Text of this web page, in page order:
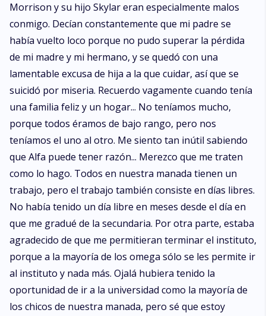
Morrison y su hijo Skylar eran especialmente malos
conmigo. Decían constantemente que mi padre se
había vuelto loco porque no pudo superar la pérdida
de mi madre y mi hermano, y se quedó con una
lamentable excusa de hija a la que cuidar, así que se
suicidó por miseria. Recuerdo vagamente cuando tenía
una familia feliz y un hogar... No teníamos mucho,
porque todos éramos de bajo rango, pero nos
teníamos el uno al otro. Me siento tan inútil sabiendo
que Alfa puede tener razón... Merezco que me traten
como lo hago. Todos en nuestra manada tienen un
trabajo, pero el trabajo también consiste en días libres.
No había tenido un día libre en meses desde el día en
que me gradué de la secundaria. Por otra parte, estaba
agradecido de que me permitieran terminar el instituto,
porque a la mayoría de los omega sólo se les permite ir
al instituto y nada más. Ojalá hubiera tenido la
oportunidad de ir a la universidad como la mayoría de
los chicos de nuestra manada, pero sé que estoy